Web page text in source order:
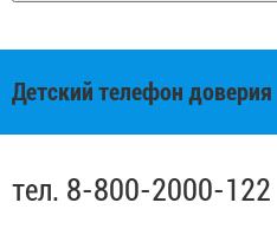
Детский телефон доверия
тел. 8-800-2000-122